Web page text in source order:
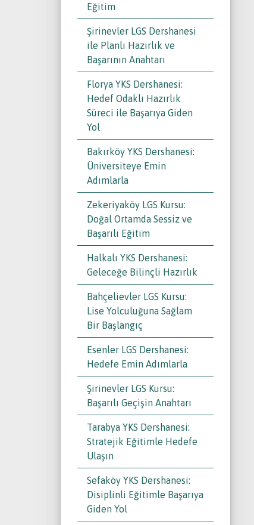
Eğitim
Şirinevler LGS Dershanesi
ile Planlı Hazırlık ve
Başarının Anahtarı
Florya YKS Dershanesi:
Hedef Odaklı Hazırlık
Süreci ile Başarıya Giden
Yol
Bakırköy YKS Dershanesi:
Üniversiteye Emin
Adımlarla
Zekeriyaköy LGS Kursu:
Doğal Ortamda Sessiz ve
Başarılı Eğitim
Halkalı YKS Dershanesi:
Geleceğe Bilinçli Hazırlık
Bahçelievler LGS Kursu:
Lise Yolculuğuna Sağlam
Bir Başlangıç
Esenler LGS Dershanesi:
Hedefe Emin Adımlarla
Şirinevler LGS Kursu:
Başarılı Geçişin Anahtarı
Tarabya YKS Dershanesi:
Stratejik Eğitimle Hedefe
Ulaşın
Sefaköy YKS Dershanesi:
Disiplinli Eğitimle Başarıya
Giden Yol